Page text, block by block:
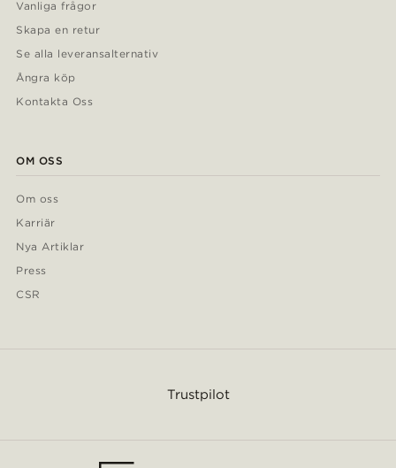
Vanliga frågor
Skapa en retur
Se alla leveransalternativ
Ångra köp
Kontakta Oss
OM OSS
Om oss
Karriär
Nya Artiklar
Press
CSR
Trustpilot